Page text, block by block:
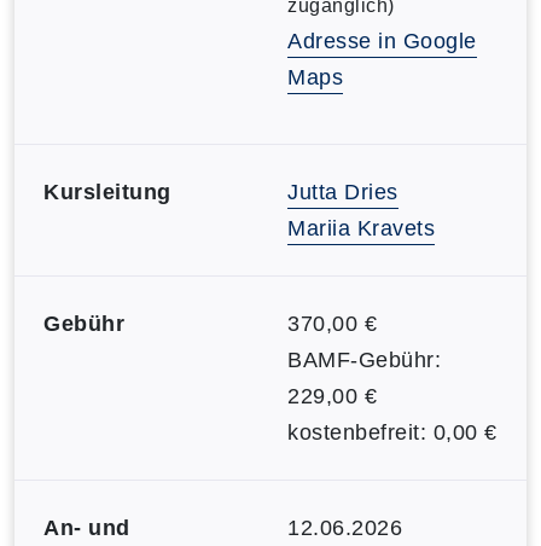
zugänglich)
Adresse in Google
Maps
Kursleitung
Jutta Dries
Mariia Kravets
Gebühr
370,00 €
BAMF-Gebühr:
229,00 €
kostenbefreit: 0,00 €
An- und
12.06.2026